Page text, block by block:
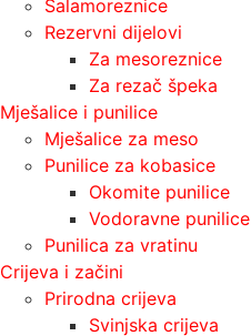
Salamoreznice
Rezervni dijelovi
Za mesoreznice
Za rezač špeka
Mješalice i punilice
Mješalice za meso
Punilice za kobasice
Okomite punilice
Vodoravne punilice
Punilica za vratinu
Crijeva i začini
Prirodna crijeva
Svinjska crijeva